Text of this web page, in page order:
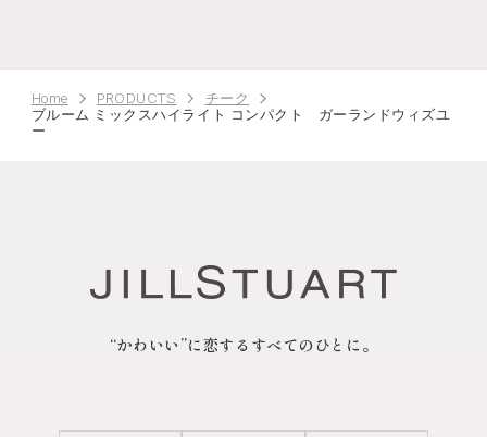
Home PRODUCTS
チーク
ブルーム ミックスハイライト コンパクト ガーランドウィズユ
ー
“かわいい”に恋するすべてのひとに。